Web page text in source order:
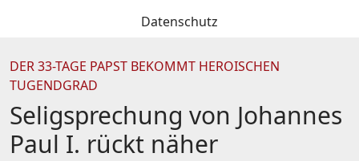
Datenschutz
DER 33-TAGE PAPST BEKOMMT HEROISCHEN
TUGENDGRAD
Seligsprechung von Johannes
Paul I. rückt näher